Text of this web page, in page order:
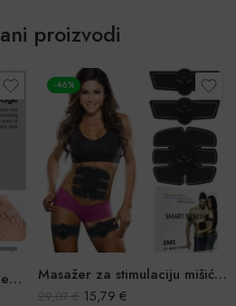
proizvodi
Shiatsu masažer za vrat, leđa, ramena
-46%
Masažer za stimulaciju mišića trbuha Gym Smart Fitness
29,07€ 15,79 €